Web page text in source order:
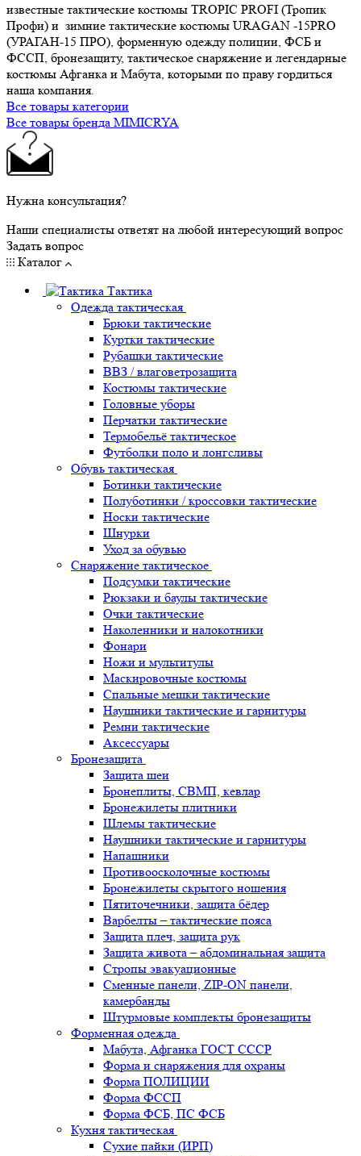
известные тактические костюмы TROPIC PROFI (Тропик
Профи) и зимние тактические костюмы URAGAN -15PRO
(УРАГАН-15 ПРО), форменную одежду полиции, ФСБ и
ФССП, бронезащиту, тактическое снаряжение и легендарные
костюмы Афганка и Мабута, которыми по праву гордиться
наша компания.
Все товары категории
Все товары бренда MIMICRYA
Нужна консультация?
Наши специалисты ответят на любой интересующий вопрос
Задать вопрос
Каталог
Тактика
Одежда тактическая
Брюки тактические
Куртки тактические
Рубашки тактические
ВВЗ / влаговетрозащита
Костюмы тактические
Головные уборы
Перчатки тактические
Термобельё тактическое
Футболки поло и лонгсливы
Обувь тактическая
Ботинки тактические
Полуботинки / кроссовки тактические
Носки тактические
Шнурки
Уход за обувью
Снаряжение тактическое
Подсумки тактические
Рюкзаки и баулы тактические
Очки тактические
Наколенники и налокотники
Фонари
Ножи и мультитулы
Маскировочные костюмы
Спальные мешки тактические
Наушники тактические и гарнитуры
Ремни тактические
Аксессуары
Бронезащита
Защита шеи
Бронеплиты, СВМП, кевлар
Бронежилеты плитники
Шлемы тактические
Наушники тактические и гарнитуры
Напашники
Противоосколочные костюмы
Бронежилеты скрытого ношения
Пятиточечники, защита бёдер
Варбелты – тактические пояса
Защита плеч, защита рук
Защита живота – абдоминальная защита
Стропы эвакуационные
Сменные панели, ZIP-ON панели,
камербанды
Штурмовые комплекты бронезащиты
Форменная одежда
Мабута, Афганка ГОСТ СССР
Форма и снаряжения для охраны
Форма ПОЛИЦИИ
Форма ФССП
Форма ФСБ, ПС ФСБ
Кухня тактическая
Сухие пайки (ИРП)